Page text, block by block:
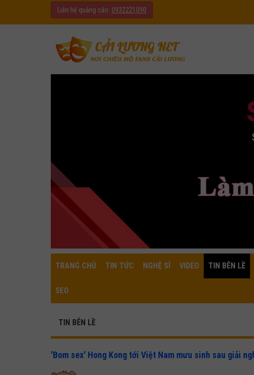
Liên hệ quảng cáo: 0932221090
TRANG CHỦ TIN TỨC NGHỆ SĨ VIDEO TIN BÊN LỀ
SEO
TIN BÊN LỀ
'Bom sex' Hong Kong tới Việt Nam mưu sinh sau giải